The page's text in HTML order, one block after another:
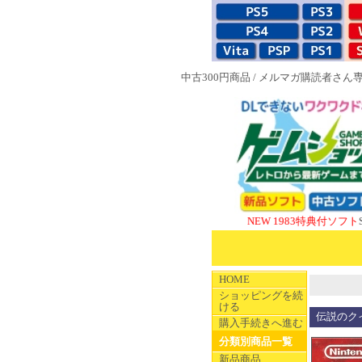
中古300円商品 / メルマガ購読者さん
NEW 1983特典付ソフトSUPERや
HOME
ショッピングを続
ける
購入手続きへ進む
分類別商品一覧
新品商品
伝説のク